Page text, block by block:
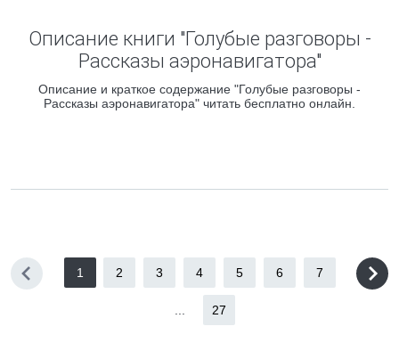
Описание книги "Голубые разговоры -
Рассказы аэронавигатора"
Описание и краткое содержание "Голубые разговоры -
Рассказы аэронавигатора" читать бесплатно онлайн.
1 2 3 4 5 6 7
27